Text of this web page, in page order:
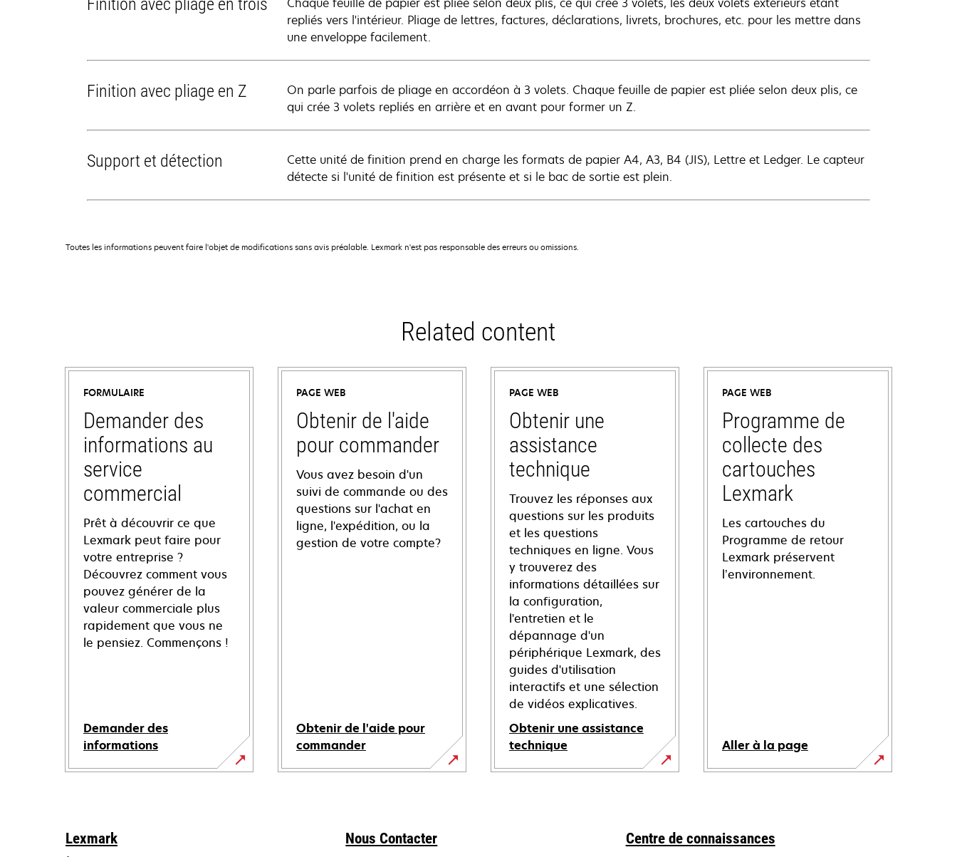
Finition avec pliage en trois
repliés vers l'intérieur. Pliage de lettres, factures, déclarations, livrets, brochures, etc. pour les mettre dans
une enveloppe facilement.
Finition avec pliage en Z
On parle parfois de pliage en accordéon à 3 volets. Chaque feuille de papier est pliée selon deux plis, ce
qui crée 3 volets repliés en arrière et en avant pour former un Z.
Support et détection
Cette unité de finition prend en charge les formats de papier A4, A3, B4 (JIS), Lettre et Ledger. Le capteur
détecte si l'unité de finition est présente et si le bac de sortie est plein.
Toutes les informations peuvent faire l'objet de modifications sans avis préalable. Lexmark n'est pas responsable des erreurs ou omissions.
Related content
FORMULAIRE
Demander des
informations au
service
commercial
Prêt à découvrir ce que
Lexmark peut faire pour
votre entreprise ?
Découvrez comment vous
pouvez générer de la
valeur commerciale plus
rapidement que vous ne
le pensiez. Commençons !
Demander des
informations
PAGE WEB
Obtenir de l'aide
pour commander
Vous avez besoin d'un
suivi de commande ou des
questions sur l'achat en
ligne, l'expédition, ou la
gestion de votre compte?
Obtenir de l'aide pour
commander
PAGE WEB
Obtenir une
assistance
technique
Trouvez les réponses aux
questions sur les produits
et les questions
techniques en ligne. Vous
y trouverez des
informations détaillées sur
la configuration,
l'entretien et le
dépannage d'un
périphérique Lexmark, des
guides d'utilisation
interactifs et une sélection
de vidéos explicatives.
Obtenir une assistance
technique
s’ouvre
PAGE WEB
Programme de
collecte des
cartouches
Lexmark
Les cartouches du
Programme de retour
Lexmark préservent
l’environnement.
Aller à la page
Lexmark Nous Contacter Centre de connaissances